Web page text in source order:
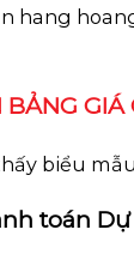
BẢNG GIÁ
biểu
toán